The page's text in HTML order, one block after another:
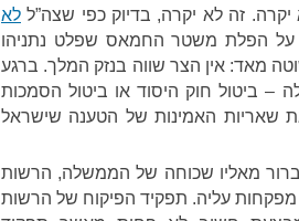
זה לא יקרה, בדיוק כפי שצה”ל לא
הפלת משטר החמאס שפלט נתניהו
מאד: אין הצר שווה בנזק המלך. ברגע
– ביטול חוק היסוד או ביטול הסמכות
שאריות האמינות של הטענה שישראל
מאליו שכוחה של הממשלה, הרשות
עליה. תפקיד הפיקוח של הרשות